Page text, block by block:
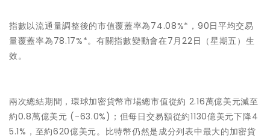
指數以流通量調整後的市值覆蓋率為74.08%*，90日平均交易
量覆蓋率為78.17%*。有關指數變動會在7月22日（星期五）生
效。
兩次總結期間，環球加密貨幣市場總市值從約 2.16萬億美元減至
約0.8萬億美元 (-63.0%)；但每日交易額從約1130億美元下降4
5.1%，至約620億美元。⽐特幣仍然是成分列表中最⼤的加密貨